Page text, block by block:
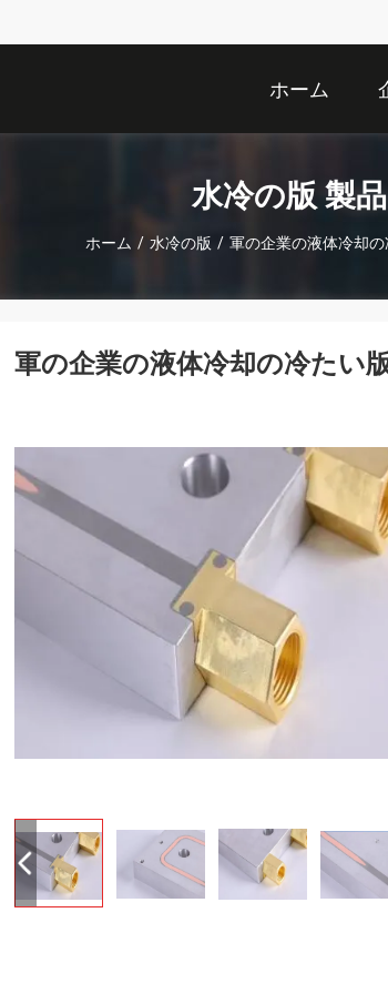
ホーム
水冷の版 製品
ホーム / 水冷の版 / 軍の企業の液体冷却
軍の企業の液体冷却の冷たい